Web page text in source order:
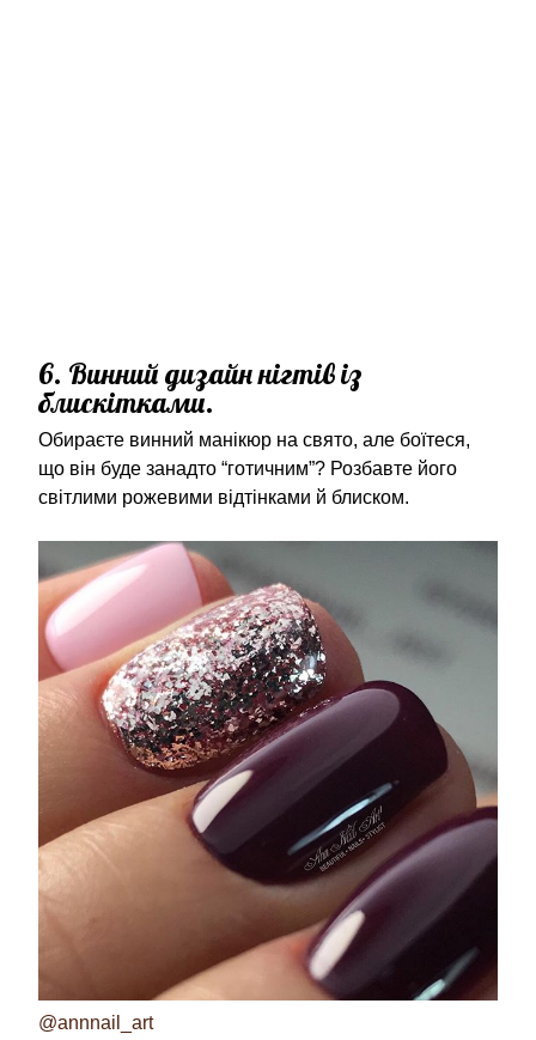
6. Винний дизайн нігтів із
блискітками.
Обираєте винний манікюр на свято, але боїтеся,
що він буде занадто “готичним”? Розбавте його
світлими рожевими відтінками й блиском.
@annnail_art